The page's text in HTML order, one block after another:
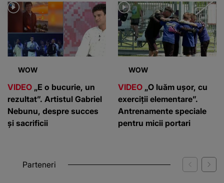
WOW
VIDEO „E o bucurie, un
rezultat”. Artistul Gabriel
Nebunu, despre succes
și sacrificii
WOW
VIDEO „O luăm ușor, cu
exerciții elementare”.
Antrenamente speciale
pentru micii portari
Parteneri